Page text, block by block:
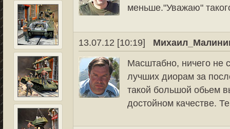
меньше."Уважаю"
13.07.12 [10:19]
Масштабно, ничего не
лучших диорам за
такой большой обьем
достойном качестве.